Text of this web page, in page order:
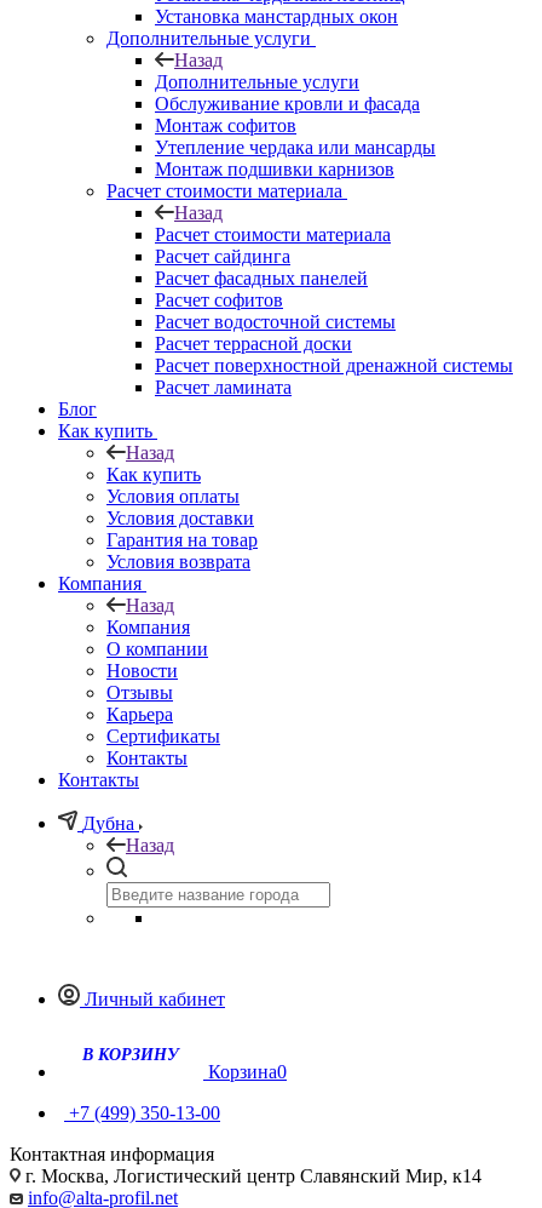
Установка манстардных окон
Дополнительные услуги
Назад
Дополнительные услуги
Обслуживание кровли и фасада
Монтаж софитов
Утепление чердака или мансарды
Монтаж подшивки карнизов
Расчет стоимости материала
Назад
Расчет стоимости материала
Расчет сайдинга
Расчет фасадных панелей
Расчет софитов
Расчет водосточной системы
Расчет террасной доски
Расчет поверхностной дренажной системы
Расчет ламината
Блог
Как купить
Назад
Как купить
Условия оплаты
Условия доставки
Гарантия на товар
Условия возврата
Компания
Назад
Компания
О компании
Новости
Отзывы
Карьера
Сертификаты
Контакты
Контакты
Дубна
Назад
Личный кабинет
Корзина0
+7 (499) 350-13-00
Контактная информация
г. Москва, Логистический центр Славянский Мир, к14
info@alta-profil.net